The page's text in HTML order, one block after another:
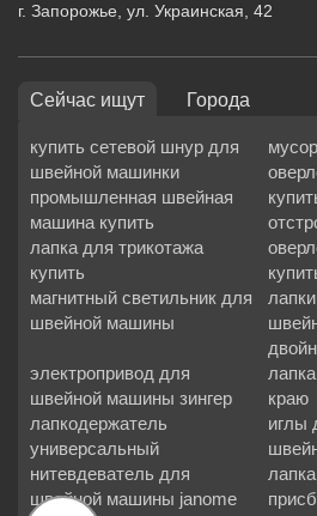
г. Запорожье, ул. Украинская, 42
Сейчас ищут Города
купить сетевой шнур для
швейной машинки
промышленная швейная
машина купить
лапка для трикотажа
купить
магнитный светильник для
швейной машины
электропривод для
швейной машины зингер
краю
лапкодержатель
универсальный
иглы
нитевдеватель для
швейной машины janome